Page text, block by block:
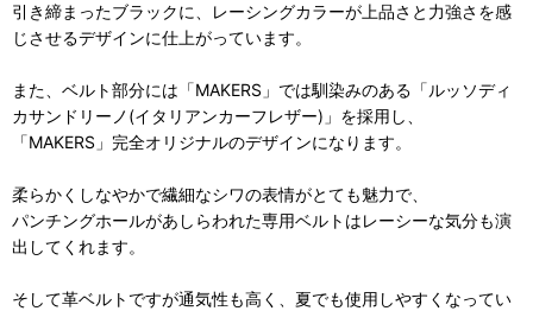
引き締まったブラックに、レーシングカラーが上品さと力強さを感
じさせるデザインに仕上がっています。
また、ベルト部分には「MAKERS」では馴染みのある「ルッソディ
カサンドリーノ(イタリアンカーフレザー)」を採用し、
「MAKERS」完全オリジナルのデザインになります。
柔らかくしなやかで繊細なシワの表情がとても魅力で、
パンチングホールがあしらわれた専用ベルトはレーシーな気分も演
出してくれます。
そして革ベルトですが通気性も高く、夏でも使用しやすくなってい